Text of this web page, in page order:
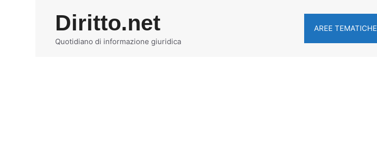
Diritto.net
Quotidiano di informazione giuridica
AREE TEMATICHE